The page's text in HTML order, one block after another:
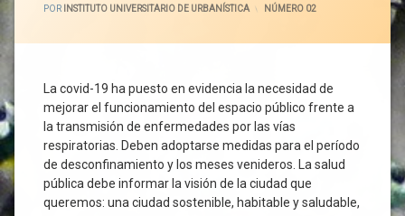
POR INSTITUTO UNIVERSITARIO DE URBANÍSTICA CATEGORÍAS:
NÚMERO 02
La covid-19 ha puesto en evidencia la necesidad de
mejorar el funcionamiento del espacio público frente a
la transmisión de enfermedades por las vías
respiratorias. Deben adoptarse medidas para el período
de desconfinamiento y los meses venideros. La salud
pública debe informar la visión de la ciudad que
queremos: una ciudad sostenible, habitable y saludable,
Circulación
19
Desconfinamiento
Desinfección
Distancia
Interpersonal
Economía